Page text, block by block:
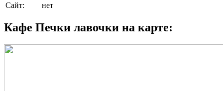
Сайт:
нет
Кафе Печки лавочки на карте: